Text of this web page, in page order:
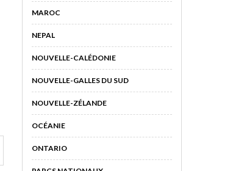
MAROC
NEPAL
NOUVELLE-CALÉDONIE
NOUVELLE-GALLES DU SUD
NOUVELLE-ZÉLANDE
OCÉANIE
ONTARIO